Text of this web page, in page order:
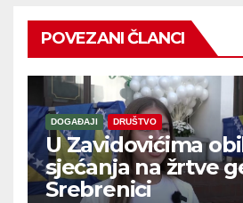
POVEZANI ČLANCI
DOGAĐAJI DRUŠTVO
U Zavidovićima
sjećanja na žrtve
Srebrenici